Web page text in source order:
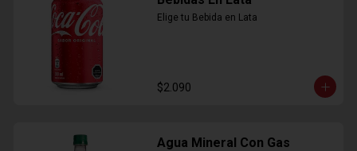
Elige tu Bebida en Lata
$2.090
Agua Mineral Con Gas